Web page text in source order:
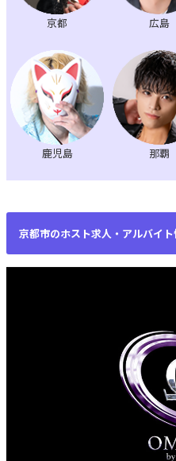
京都 広島
鹿児島 那覇
京都市のホスト求人・アルバイト